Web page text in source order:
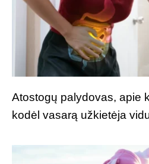
Atostogų palydovas, apie
kodėl vasarą užkietėja